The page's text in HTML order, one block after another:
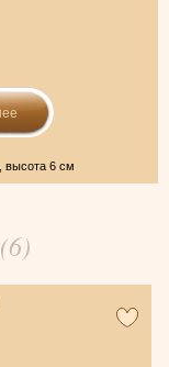
высота 6 см
(6)